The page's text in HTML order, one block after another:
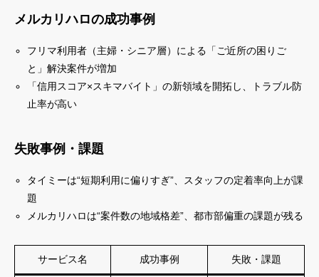
メルカリハロの成功事例
フリマ利用者（主婦・シニア層）による「ご近所の困りご
と」解決案件が増加
「信用スコア×スキマバイト」の新領域を開拓し、トラブル防
止率が高い
失敗事例・課題
タイミーは“短期利用に偏りすぎ”、スタッフの定着率向上が課
題
メルカリハロは“案件数の地域格差”、都市部偏重の課題が残る
サービス名 成功事例 失敗・課題